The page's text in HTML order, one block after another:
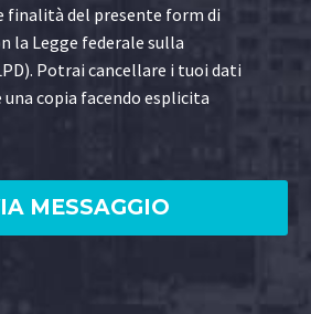
finalità del presente form di
la Legge federale sulla
Potrai cancellare i tuoi dati
copia facendo esplicita